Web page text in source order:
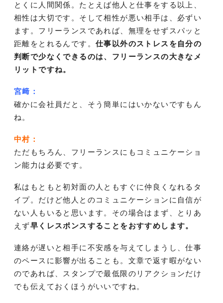
とくに人間関係。たとえば他人と仕事をする以上、
相性は大切です。そして相性が悪い相手は、必ずい
ます。フリーランスであれば、無理をせずスパッと
距離をとれるんです。 仕事以外のストレスを自分の
判断で少なくできるのは、フリーランスの大きなメ
リットですね。
宮﨑：
確かに会社員だと、そう簡単にはいかないですもん
ね。
中村：
ただもちろん、フリーランスにもコミュニケーショ
ン能力は必要です。
私はもともと初対面の人ともすぐに仲良くなれるタ
イプ。だけど他人とのコミュニケーションに自信が
ない人もいると思います。その場合はまず、とりあ
えず早くレスポンスすることをおすすめします。
連絡が遅いと相手に不安感を与えてしまうし、仕事
のペースに影響が出ることも。文章で返す暇がない
のであれば、スタンプで最低限のリアクションだけ
でも伝えておくほうがいいですね。